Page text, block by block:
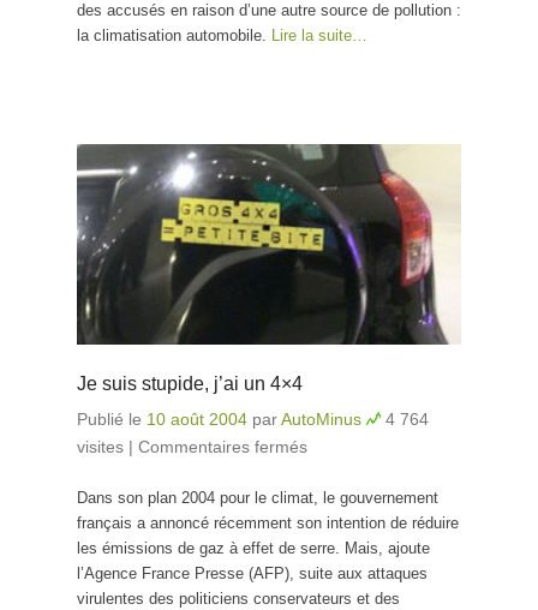
des accusés en raison d’une autre source de pollution :
la climatisation automobile. Lire la suite…
Je suis stupide, j’ai un 4×4
Publié le 10 août 2004 parAutoMinus
4 764
visites | Commentaires fermés
Dans son plan 2004 pour le climat, le gouvernement
français a annoncé récemment son intention de réduire
les émissions de gaz à effet de serre. Mais, ajoute
l’Agence France Presse (AFP), suite aux attaques
virulentes des politiciens conservateurs et des